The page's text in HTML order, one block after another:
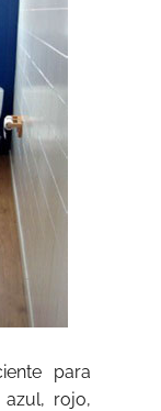
para
rojo,